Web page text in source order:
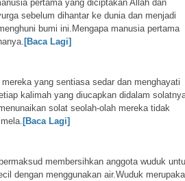
pertama yang diciptakan Allah dan
sebelum dihantar ke dunia dan menjadi
bumi ini.Mengapa manusia pertama
[Baca Lagi]
yang sentiasa sedar dan menghayati
kalimah yang diucapkan didalam
solat seolah-olah mereka tidak
[Baca Lagi]
membersihkan anggota wuduk
dengan menggunakan air.Wuduk